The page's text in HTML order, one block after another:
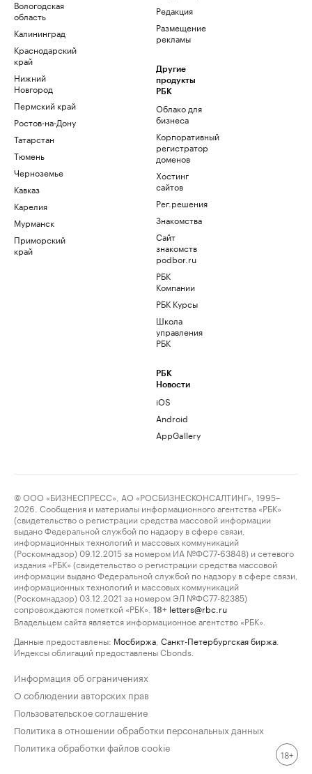
Вологодская
область
Калининград
Краснодарский
край
Нижний
Новгород
Пермский край
Ростов-на-Дону
Татарстан
Тюмень
Черноземье
Кавказ
Карелия
Мурманск
Приморский
край
Редакция
Размещение
рекламы
Другие
продукты
РБК
Облако для
бизнеса
Корпоративный
регистратор
доменов
Хостинг
сайтов
Рег.решения
Знакомства
Сайт
знакомств
podbor.ru
РБК
Компании
РБК Курсы
Школа
управления
РБК
РБК
Новости
iOS
Android
AppGallery
© ООО «БИЗНЕСПРЕСС», АО «РОСБИЗНЕСКОНСАЛТИНГ», 1995–
2026. Сообщения и материалы информационного агентства «РБК»
(свидетельство о регистрации средства массовой информации
выдано Федеральной службой по надзору в сфере связи,
информационных технологий и массовых коммуникаций
(Роскомнадзор) 09.12.2015 за номером ИА №ФС77-63848) и сетевого
издания «РБК» (свидетельство о регистрации средства массовой
информации выдано Федеральной службой по надзору в сфере связи,
информационных технологий и массовых коммуникаций
(Роскомнадзор) 03.12.2021 за номером ЭЛ №ФС77-82385)
сопровождаются пометкой «РБК».
18+ letters@rbc.ru
Владельцем сайта является информационное агентство «РБК».
Данные предоставлены: Мосбиржа Санкт-Петербургская биржа
Индексы облигаций предоставлены Cbonds.
Информация об ограничениях
О соблюдении авторских прав
Пользовательское соглашение
Политика в отношении обработки персональных данных
Политика обработки файлов cookie
18+